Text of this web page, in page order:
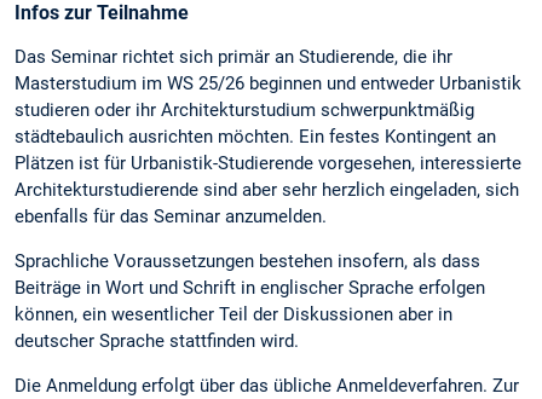
Infos zur Teilnahme
Das Seminar richtet sich primär an Studierende, die ihr
Masterstudium im WS 25/26 beginnen und entweder Urbanistik
studieren oder ihr Architekturstudium schwerpunktmäßig
städtebaulich ausrichten möchten. Ein festes Kontingent an
Plätzen ist für Urbanistik-Studierende vorgesehen, interessierte
Architekturstudierende sind aber sehr herzlich eingeladen, sich
ebenfalls für das Seminar anzumelden.
Sprachliche Voraussetzungen bestehen insofern, als dass
Beiträge in Wort und Schrift in englischer Sprache erfolgen
können, ein wesentlicher Teil der Diskussionen aber in
deutscher Sprache stattfinden wird.
Die Anmeldung erfolgt über das übliche Anmeldeverfahren. Zur